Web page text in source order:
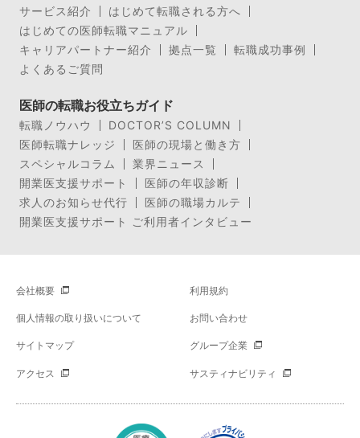
サービス紹介
はじめて転職される方へ
はじめての医師転職マニュアル
キャリアパートナー紹介
拠点一覧
転職成功事例
よくあるご質問
医師の転職お役立ちガイド
転職ノウハウ
DOCTOR’S COLUMN
医師転職ナレッジ
医師の現場と働き方
スペシャルコラム
業界ニュース
開業医支援サポート
医師の年収診断
求人のお知らせ代行
医師の職場カルテ
開業医支援サポート ご利用者インタビュー
会社概要 利用規約
個人情報の取り扱いについて お問い合わせ
サイトマップ グループ企業
アクセス サスティナビリティ